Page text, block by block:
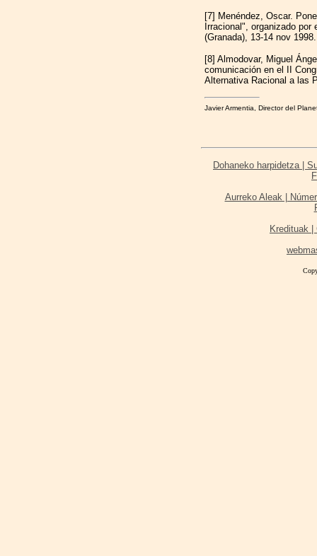
[7] Menéndez, Oscar.
Irracional", organizado
(Granada), 13-14 nov
[8] Almodovar, Miguel
comunicación en el II
Alternativa Racional a las
Javier Armentia, Director del
Dohaneko harpidetza |
Aurreko Aleak |
Kredituak